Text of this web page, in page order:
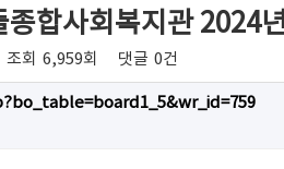
합사회복지관 2024
조회 6,959회 댓글 0건